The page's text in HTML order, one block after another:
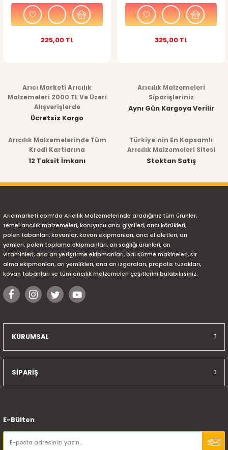
225,00 TL 325,00 TL
Arıcı Marketi Arıcılık
Malzemeleri 2000 TL Ve Üzeri
Alışverişlerde
Ücretsiz Kargo
Arıcılık Malzemeleri
Siparişleriniz
Aynı Gün Kargoya Verilir
Arıcılık Malzemelerinde Tüm
Kredi Kartlarına
12 Taksit İmkanı
Türkiye’nin En Kapsamlı
Arıcılık Malzemeleri Sitesi
Stoktan Satış
Arıcımarketi.com’da Arıcılık Malzemelerinde aradığınız tüm ürünler,
temel arıcılık malzemeleri, koruyucu arıcı giysileri, arıcı körükleri,
polen tabanları, kovanlar, kovan ekipmanları, arıcı el aletleri, arı
yemleri, polen toplama ekipmanları, arı sağlığı ürünleri, arı
vitaminleri, ana arı yetiştirme ekipmanları, bal süzme makineleri, sır
alma ekipmanları, arı yemlikleri, ana arı ızgaraları, propolis tuzakları,
kovan tabanları ve tüm arıcılık malzemeleri çeşitlerini bulabilirsiniz.
KURUMSAL
SİPARİŞ
E-Bülten